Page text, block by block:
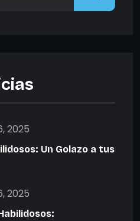
2025
Un Golazo a tus
2025